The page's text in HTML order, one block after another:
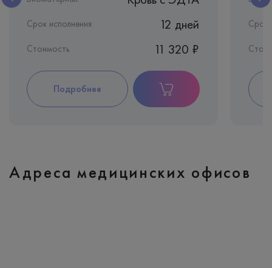
Срок исполнения: 12 дней
Стоимость 11 320 ₽
Подробнее
Срок
Адреса медицинских офисов